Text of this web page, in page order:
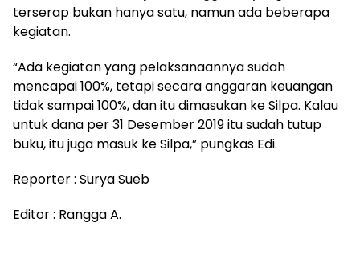
terserap bukan hanya satu, namun ada beberapa
kegiatan.
“Ada kegiatan yang pelaksanaannya sudah
mencapai 100%, tetapi secara anggaran keuangan
tidak sampai 100%, dan itu dimasukan ke Silpa. Kalau
untuk dana per 31 Desember 2019 itu sudah tutup
buku, itu juga masuk ke Silpa,” pungkas Edi.
Reporter : Surya Sueb
Editor : Rangga A.